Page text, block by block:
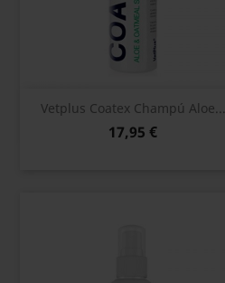
Vetplus Coatex Champú Aloe...
17,95 €
Vista rápida